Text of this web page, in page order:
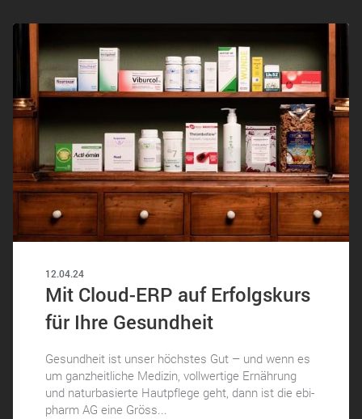
12.04.24
Mit Cloud-ERP auf Erfolgskurs
für Ihre Gesundheit
Gesundheit ist unser höchstes Gut – und wenn es
um ganzheitliche Medizin, vollwertige Ernährung
und naturbasierte Hautpflege geht, dann ist die ebi-
pharm AG eine Gröss...